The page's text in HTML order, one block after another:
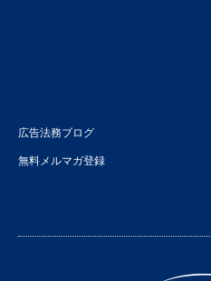
広告法務ブログ
無料メルマガ登録